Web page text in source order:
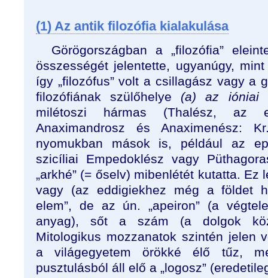
(1) Az antik filozófia kialakulása
Görögországban a „filozófia”
összességét jelentette, ugyanúgy,
így „filozófus” volt a csillagász vagy a
filozófiának szülőhelye (a) az ióniai
milétoszi hármas (Thalész, az
Anaximandrosz és Anaximenész:
nyomukban mások is, például az
szicíliai Empedoklész vagy
„arkhé” (= őselv) mibenlétét kutatta.
vagy (az eddigiekhez még a földet
elem”, de az ún. „apeiron” (a
anyag), sőt a szám (a dolgok
Mitologikus mozzanatok szintén jelen
a világegyetem örökké élő tűz,
pusztulásból áll elő a „logosz”